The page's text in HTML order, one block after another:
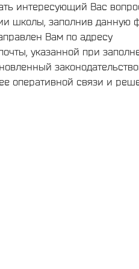
интересующий Вас
школы, заполнив данную
Вам по адресу
указанной при
оперативной связи и